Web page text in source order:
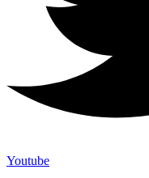
Youtube